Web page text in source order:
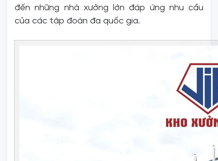
đến những nhà xưởng lớn đáp ứng nhu cầu
của các tập đoàn đa quốc gia.